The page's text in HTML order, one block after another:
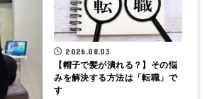
2026.08.03
【帽子で髪が潰れる？】その悩
みを解決する方法は「転職」で
す